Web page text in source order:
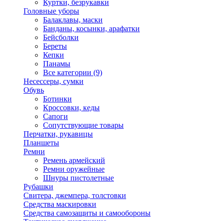
Куртки, безрукавки
Головные уборы
Балаклавы, маски
Банданы, косынки, арафатки
Бейсболки
Береты
Кепки
Панамы
Все категории (9)
Несессеры, сумки
Обувь
Ботинки
Кроссовки, кеды
Сапоги
Сопутствующие товары
Перчатки, рукавицы
Планшеты
Ремни
Ремень армейский
Ремни оружейные
Шнуры пистолетные
Рубашки
Свитера, джемпера, толстовки
Средства маскировки
Средства самозащиты и самообороны